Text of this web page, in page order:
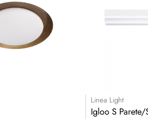
Linea Light
Igloo S